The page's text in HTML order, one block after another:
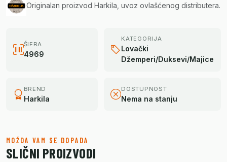
Originalan proizvod Harkila, uvoz ovlašćenog distributera.
ŠIFRA
4969
KATEGORIJA
Lovački
Džemperi/Duksevi/Majice
BREND
Harkila
DOSTUPNOST
Nema na stanju
MOŽDA VAM SE DOPADA
SLIČNI PROIZVODI